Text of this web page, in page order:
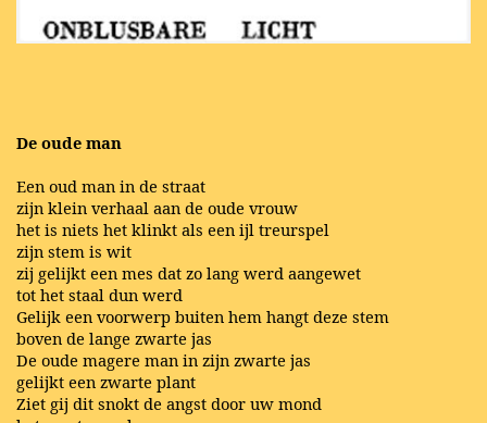
De oude man
Een oud man in de straat
zijn klein verhaal aan de oude vrouw
het is niets het klinkt als een ijl treurspel
zijn stem is wit
zij gelijkt een mes dat zo lang werd aangewet
tot het staal dun werd
Gelijk een voorwerp buiten hem hangt deze stem
boven de lange zwarte jas
De oude magere man in zijn zwarte jas
gelijkt een zwarte plant
Ziet gij dit snokt de angst door uw mond